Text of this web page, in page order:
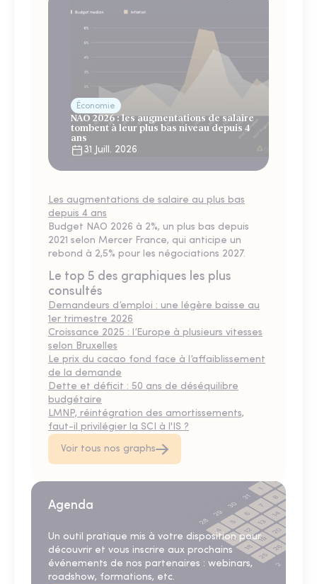
Économie
NAO 2026 : les augmentations de salaire
tombent à leur plus bas niveau depuis 4
ans
31 Juill. 2026
Les augmentations de salaire au plus bas
depuis 4 ans
Budget NAO 2026 à 2%, un plus bas depuis
2021 selon Mercer France, qui anticipe un
rebond à 2,5% pour les négociations 2027.
Le top 5 des graphiques les plus
consultés
Demandeurs d’emploi : une légère baisse au
1er trimestre 2026
Croissance 2025 : l’Europe à plusieurs vitesses
selon Bruxelles
Le prix du cacao fond face à l’affaiblissement
de la demande
Dette et déficit : 50 ans de déséquilibre
budgétaire
LMNP, réintégration des amortissements,
faut-il privilégier la SCI à l'IS ?
Voir tous nos graphs
Agenda
Un outil pratique mis à votre disposition pour
découvrir et vous inscrire aux prochains
événements de nos partenaires : webinars,
roadshow, formations, etc.